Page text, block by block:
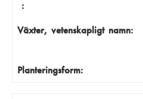
:
Växter, vetenskapligt namn:
Planteringsform: